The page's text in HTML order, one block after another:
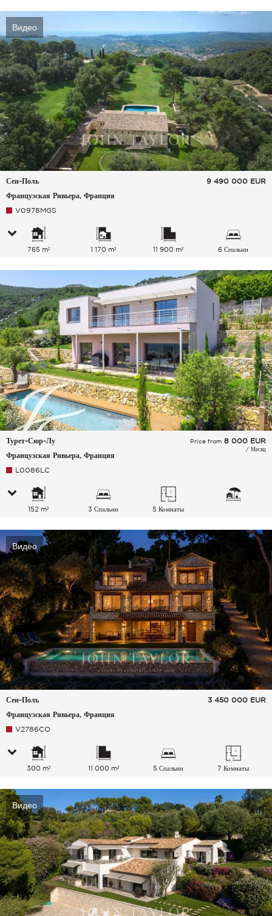
Видео
Сен-Поль
Французская Ривьера, Франция
9 490 000 EUR
V0978MGS
765 m² 1 170 m² 11 900 m² 6 Спальни
Турет-Сюр-Лу
Французская Ривьера, Франция
Price from 8 000 EUR
/ Месяц
L0086LC
152 m² 3 Спальни 5 Комнаты
Видео
Сен-Поль
Французская Ривьера, Франция
3 450 000 EUR
V2786CO
300 m² 11 000 m² 5 Спальни 7 Комнаты
Видео